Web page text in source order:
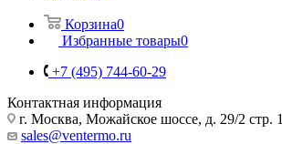
Корзина0
Избранные товары0
+7 (495) 744-60-29
Контактная информация
г. Москва, Можайское шоссе, д. 29/2 стр. 1
sales@ventermo.ru